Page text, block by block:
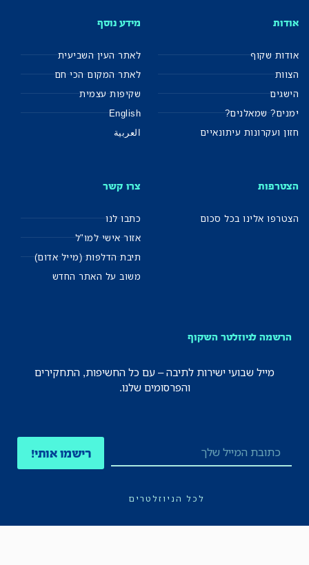
אודות
אודות שקוף
הצוות
הישגים
ימנים? שמאלנים?
חזון ועקרונות עיתונאיים
מידע נוסף
לאתר העין השביעית
לאתר המקום הכי חם
שקיפות עצמית
English
العربية
הצטרפות
הצטרפו אלינו בכל סכום
צרו קשר
כתבו לנו
אזור אישי למו"ל
תיבת הדלפות (מייל אדום)
משוב על האתר החדש
הרשמה לניוזלטר השקוף
מייל שבועי ישירות לתיבה – עם כל החשיפות, התחקירים
והפרסומים שלנו.
רישמו אותי!
לכל הניוזלטרים